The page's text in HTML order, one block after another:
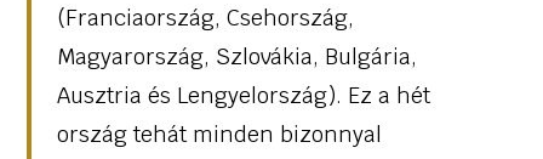
(Franciaország, Csehország,
Magyarország, Szlovákia, Bulgária,
Ausztria és Lengyelország). Ez a hét
ország tehát minden bizonnyal